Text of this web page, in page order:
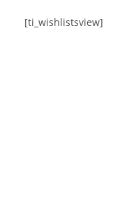
[ti_wishlistsview]